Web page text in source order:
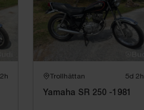
Trollhättan 5d 2h
Yamaha SR 250 -1981